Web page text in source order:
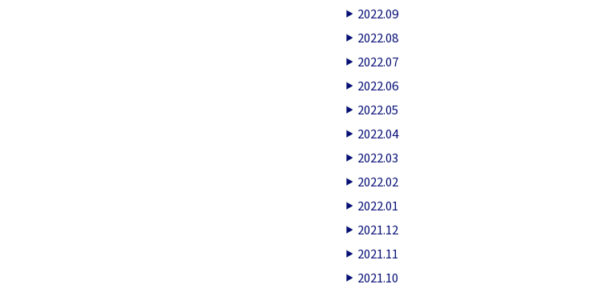
2022.09
2022.08
2022.07
2022.06
2022.05
2022.04
2022.03
2022.02
2022.01
2021.12
2021.11
2021.10